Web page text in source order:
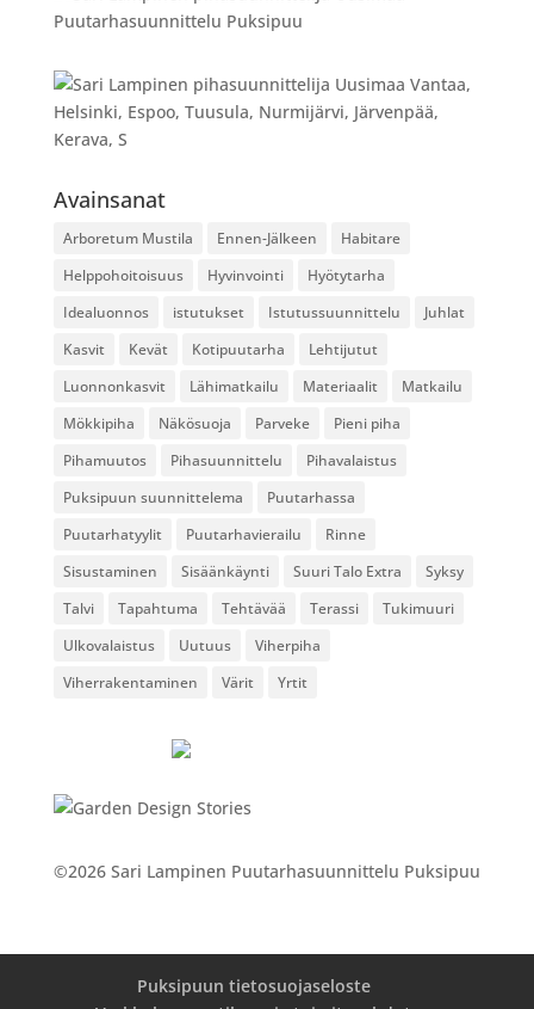
Avainsanat
Arboretum Mustila Ennen-Jälkeen
Habitare
Helppohoitoisuus
Hyvinvointi
Hyötytarha
Idealuonnos
istutukset Istutussuunnittelu
Juhlat
Kasvit
Kevät Kotipuutarha
Lehtijutut
Luonnonkasvit
Lähimatkailu Materiaalit
Matkailu
Mökkipiha
Näkösuoja Parveke
Pieni piha
Pihamuutos
Pihasuunnittelu
Pihavalaistus
Puksipuun suunnittelema
Puutarhassa
Puutarhatyylit
Puutarhavierailu
Rinne
Sisustaminen
Sisäänkäynti Suuri Talo Extra
Syksy
Talvi
Tapahtuma Tehtävää Terassi
Tukimuuri
Ulkovalaistus
Uutuus
Viherpiha
Viherrakentaminen
Värit Yrtit
©2026 Sari Lampinen Puutarhasuunnittelu Puksipuu
Puksipuun tietosuojaseloste